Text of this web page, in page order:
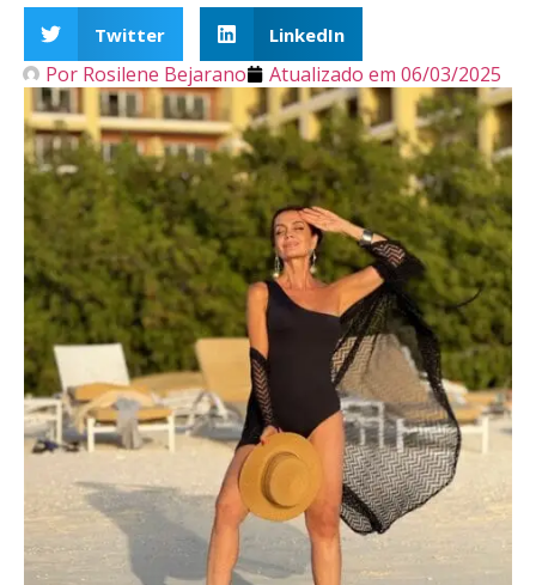
Twitter LinkedIn
Por Rosilene Bejarano Atualizado em 06/03/2025